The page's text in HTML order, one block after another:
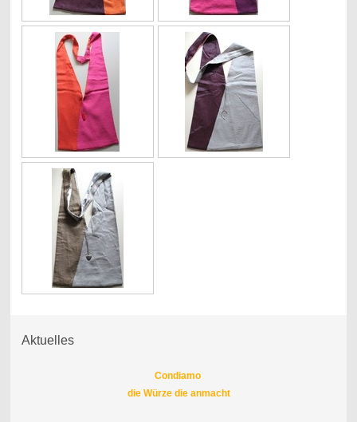
Aktuelles
Condiamo
die Würze die anmacht